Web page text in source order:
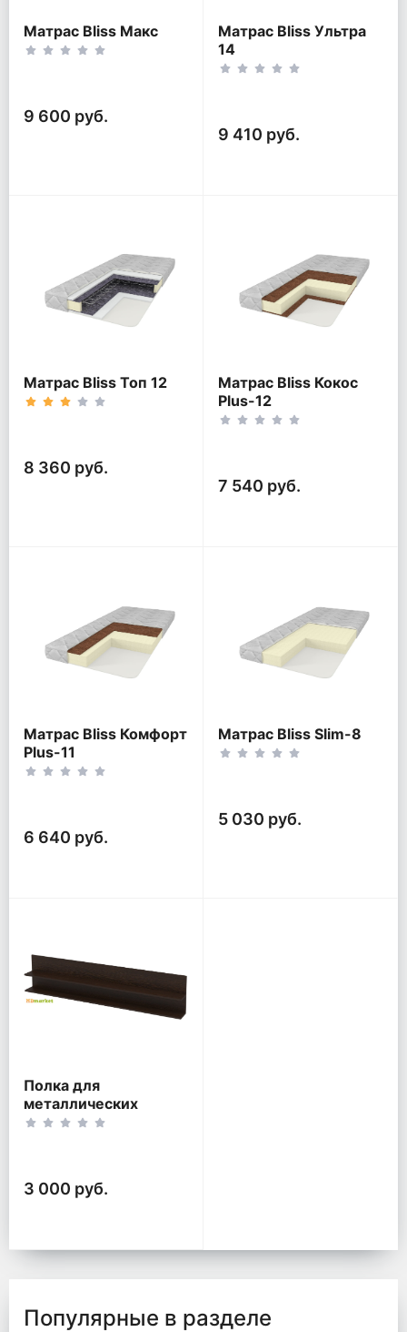
Матрас Bliss Макс
9 600 руб.
Матрас Bliss Ультра
14
9 410 руб.
Матрас Bliss Топ 12
8 360 руб.
Матрас Bliss Кокос
Plus-12
7 540 руб.
Матрас Bliss Комфорт
Plus-11
6 640 руб.
Матрас Bliss Slim-8
5 030 руб.
Полка для
металлических
кроватей
3 000 руб.
Популярные в разделе